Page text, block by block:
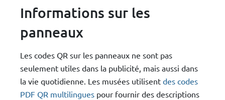
Informations sur les
panneaux
Les codes QR sur les panneaux ne sont pas
seulement utiles dans la publicité, mais aussi dans
la vie quotidienne. Les musées utilisent des codes
PDF QR multilingues pour fournir des descriptions